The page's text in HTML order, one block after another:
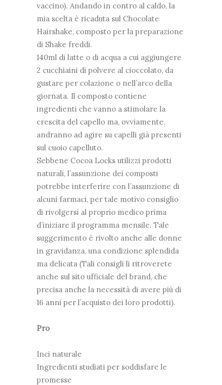
vaccino). Andando in contro al caldo, la
mia scelta è ricaduta sul Chocolate
Hairshake, composto per la preparazione
di Shake freddi.
140ml di latte o di acqua a cui aggiungere
2 cucchiaini di polvere al cioccolato, da
gustare per colazione o nell’arco della
giornata. Il composto contiene
ingredienti che vanno a stimolare la
crescita del capello ma, ovviamente,
andranno ad agire su capelli già presenti
sul cuoio capelluto.
Sebbene Cocoa Locks utilizzi prodotti
naturali, l’assunzione dei composti
potrebbe interferire con l’assunzione di
alcuni farmaci, per tale motivo consiglio
di rivolgersi al proprio medico prima
d’iniziare il programma mensile. Tale
suggerimento è rivolto anche alle donne
in gravidanza, una condizione splendida
ma delicata (Tali consigli li ritroverete
anche sul sito ufficiale del brand, che
precisa anche la necessità di avere più di
16 anni per l’acquisto dei loro prodotti).
Pro
Inci naturale
Ingredienti studiati per soddisfare le
promesse